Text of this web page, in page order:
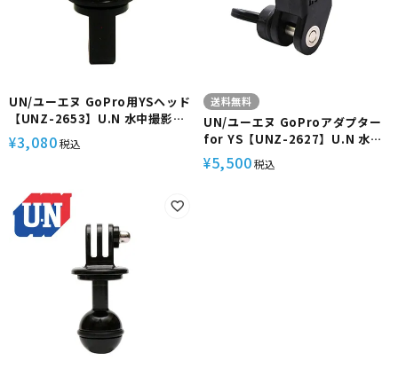
UN/ユーエヌ GoPro用YSヘッド
【UNZ-2653】U.N 水中撮影
GoPro アダプター YSマウント
アーム YS用ベース カメラ アクセ
イト ストロボ ハウジング 耐水 防
錆 ダイビング シュノーケリング
マリンスポーツ
¥3,080税込
送料無料
UN/ユーエヌ GoProアダプター
for YS【UNZ-2627】U.N 水中
撮影 アクションカメラ 汎用 YSマ
ウント アーム ショートアーム YS
¥5,500税込